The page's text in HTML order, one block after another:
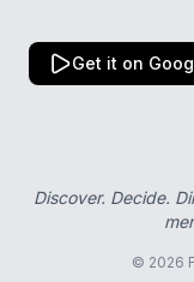
Get it on
Discover. Decide.
© 2026